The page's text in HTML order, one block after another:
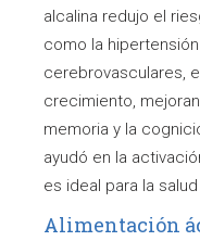
alcalina redujo el
como la
cerebrovasculares,
crecimiento,
memoria y la
ayudó en la
es ideal para la
Alimentación